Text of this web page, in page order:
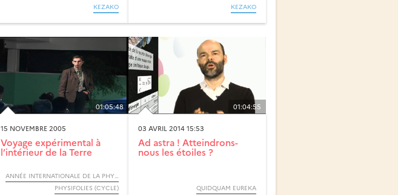
KEZAKO KEZAKO
01:05:48
15 NOVEMBRE 2005
Voyage expérimental à
l’intérieur de la Terre
ANNÉE INTERNATIONALE DE LA PHYSIQUE, 2005
PHYSIFOLIES (CYCLE)
01:04:55
03 AVRIL 2014 15:53
Ad astra ! Atteindrons-
nous les étoiles ?
QUIDQUAM EUREKA